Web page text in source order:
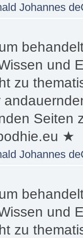
Johannes
und
zu
Seiten
★
Johannes
und
zu